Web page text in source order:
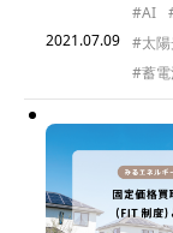
2021.07.09
#AI
#太
#蓄電